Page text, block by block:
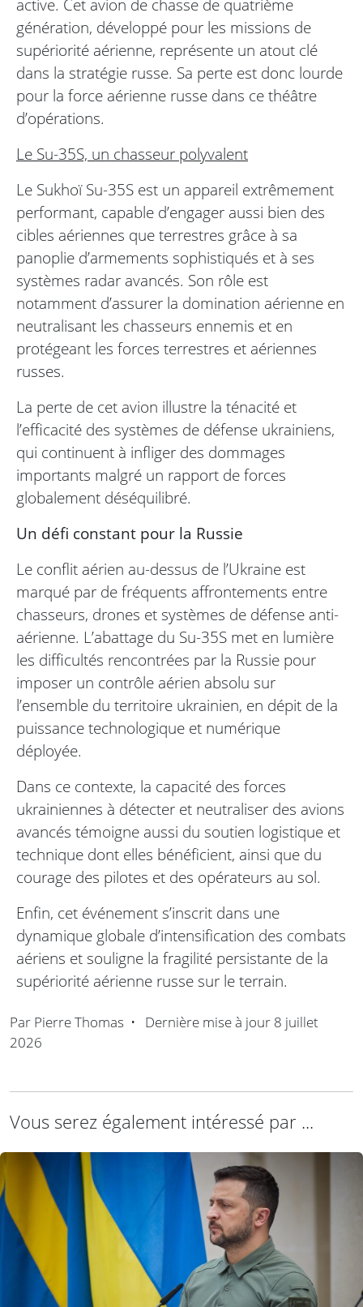
active. Cet avion de chasse de quatrième
génération, développé pour les missions de
supériorité aérienne, représente un atout clé
dans la stratégie russe. Sa perte est donc lourde
pour la force aérienne russe dans ce théâtre
d’opérations.
Le Su-35S, un chasseur polyvalent
Le Sukhoï Su-35S est un appareil extrêmement
performant, capable d’engager aussi bien des
cibles aériennes que terrestres grâce à sa
panoplie d’armements sophistiqués et à ses
systèmes radar avancés. Son rôle est
notamment d’assurer la domination aérienne en
neutralisant les chasseurs ennemis et en
protégeant les forces terrestres et aériennes
russes.
La perte de cet avion illustre la ténacité et
l’efficacité des systèmes de défense ukrainiens,
qui continuent à infliger des dommages
importants malgré un rapport de forces
globalement déséquilibré.
Un défi constant pour la Russie
Le conflit aérien au-dessus de l’Ukraine est
marqué par de fréquents affrontements entre
chasseurs, drones et systèmes de défense anti-
aérienne. L’abattage du Su-35S met en lumière
les difficultés rencontrées par la Russie pour
imposer un contrôle aérien absolu sur
l’ensemble du territoire ukrainien, en dépit de la
puissance technologique et numérique
déployée.
Dans ce contexte, la capacité des forces
ukrainiennes à détecter et neutraliser des avions
avancés témoigne aussi du soutien logistique et
technique dont elles bénéficient, ainsi que du
courage des pilotes et des opérateurs au sol.
Enfin, cet événement s’inscrit dans une
dynamique globale d’intensification des combats
aériens et souligne la fragilité persistante de la
supériorité aérienne russe sur le terrain.
Par Pierre Thomas • Dernière mise à jour 8 juillet
2026
Vous serez également intéressé par ...